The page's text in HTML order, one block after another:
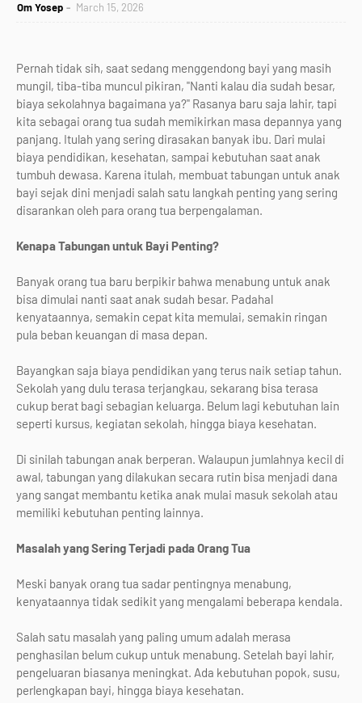
Om Yosep March 15, 2026
Pernah tidak sih, saat sedang menggendong bayi yang masih
mungil, tiba-tiba muncul pikiran, "Nanti kalau dia sudah besar,
biaya sekolahnya bagaimana ya?" Rasanya baru saja lahir, tapi
kita sebagai orang tua sudah memikirkan masa depannya yang
panjang. Itulah yang sering dirasakan banyak ibu. Dari mulai
biaya pendidikan, kesehatan, sampai kebutuhan saat anak
tumbuh dewasa. Karena itulah, membuat tabungan untuk anak
bayi sejak dini menjadi salah satu langkah penting yang sering
disarankan oleh para orang tua berpengalaman.
Kenapa Tabungan untuk Bayi Penting?
Banyak orang tua baru berpikir bahwa menabung untuk anak
bisa dimulai nanti saat anak sudah besar. Padahal
kenyataannya, semakin cepat kita memulai, semakin ringan
pula beban keuangan di masa depan.
Bayangkan saja biaya pendidikan yang terus naik setiap tahun.
Sekolah yang dulu terasa terjangkau, sekarang bisa terasa
cukup berat bagi sebagian keluarga. Belum lagi kebutuhan lain
seperti kursus, kegiatan sekolah, hingga biaya kesehatan.
Di sinilah tabungan anak berperan. Walaupun jumlahnya kecil di
awal, tabungan yang dilakukan secara rutin bisa menjadi dana
yang sangat membantu ketika anak mulai masuk sekolah atau
memiliki kebutuhan penting lainnya.
Masalah yang Sering Terjadi pada Orang Tua
Meski banyak orang tua sadar pentingnya menabung,
kenyataannya tidak sedikit yang mengalami beberapa kendala.
Salah satu masalah yang paling umum adalah merasa
penghasilan belum cukup untuk menabung. Setelah bayi lahir,
pengeluaran biasanya meningkat. Ada kebutuhan popok, susu,
perlengkapan bayi, hingga biaya kesehatan.